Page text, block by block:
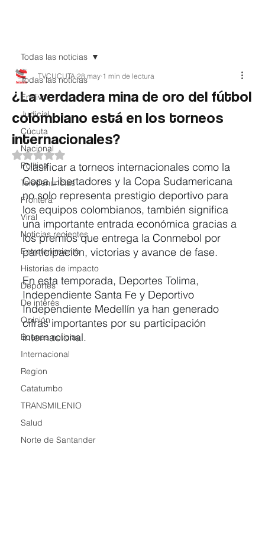
Todas las noticias
EnVivo
Judicial
Cúcuta
Nacional
Política
Teledenuncias
Frontera
Viral
Noticias recientes
Entretenimiento
Historias de impacto
Deportes
De interés
Opinión
Buenas noticias
Internacional
Region
Catatumbo
TRANSMILENIO
Salud
Norte de Santander
Todas las noticias
¿La verdadera mina de oro del fútbol
colombiano está en los torneos
internacionales?
TVCUCUTA 28 may 1 min de lectura
Obtuvo NaN de 5 estrellas.
Clasificar a torneos internacionales como la
Copa Libertadores y la Copa Sudamericana
no solo representa prestigio deportivo para
los equipos colombianos, también significa
una importante entrada económica gracias a
los premios que entrega la Conmebol por
participación, victorias y avance de fase.
En esta temporada, Deportes Tolima,
Independiente Santa Fe y Deportivo
Independiente Medellín ya han generado
cifras importantes por su participación
internacional.